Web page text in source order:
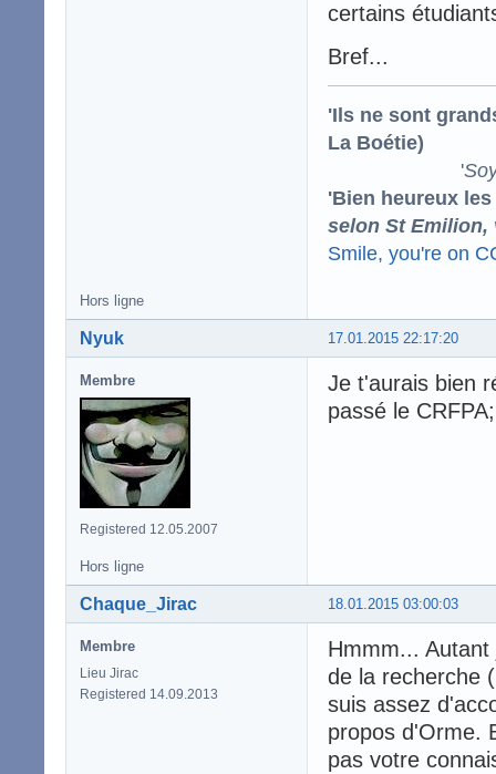
certains
Bref...
'Ils ne sont
La Boétie)
'
'Bien heureux
selon St Emilion,
Smile, you're on
Hors ligne
17.01.2015 22:17:20
Nyuk
Membre
Registered 12.05.2007
Je t'aurais bien
passé le
Hors ligne
18.01.2015 03:00:03
Chaque_Jirac
Membre
Lieu Jirac
Registered 14.09.2013
Hmmm...
de la recherche
suis assez
propos d'Orme.
pas votre